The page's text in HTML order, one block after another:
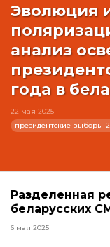
Эволюция
анализ
года в
22 мая 2025
президентские выборы-
Разделенная
беларусских
6 мая 2025